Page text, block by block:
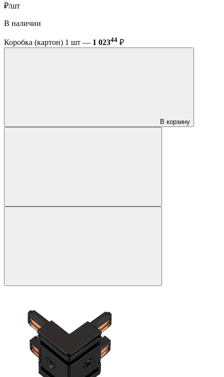
₽/шт
В наличии
Коробка (картон) 1 шт — 1 02344 ₽
В корзину